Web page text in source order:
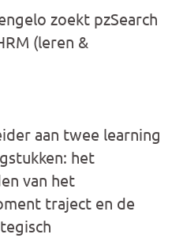
zoekt pzSearch
(leren &
aan twee learning
het
van het
traject en de